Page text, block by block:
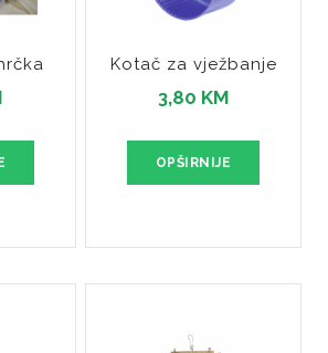
Kotač za vježbanje
3,80 KM
OPŠIRNIJE